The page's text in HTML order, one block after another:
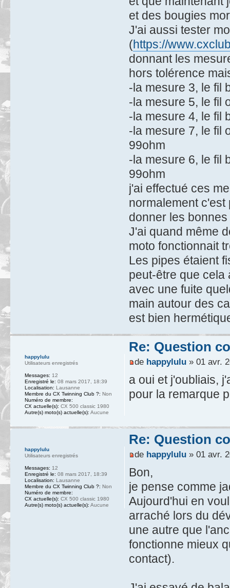
et des bougies
J'ai aussi tester
(https://
donnant les
hors tolérence
-la mesure 3, le fil
-la mesure 5, le fil
-la mesure 4, le fil
-la mesure 7, le fil
99ohm
-la mesure 6, le fil
99ohm
j'ai effectué ces
normalement
donner les
J'ai quand même
moto fonctionnait
Les pipes étaient
peut-être que cela
avec une fuite
main autour des
est bien
Re: Question
de happylulu» 01 avr.
a oui et j'oubliais,
pour la remarque
happylulu
Utilisateurs enregistrés
Messages: 12
Enregistré le: 08 mars 2017, 18:39
Localisation: Lausanne
Membre du CX Twinning Club ?: Non
Numéro de membre:
CX actuelle(s): CX 500 classic 1980
Autre(s) moto(s) actuelle(s): Aucune
Re: Question
de happylulu» 01 avr.
Bon,
je pense comme
Aujourd'hui en
arraché lors du
une autre que
fonctionne mieux
contact).
happylulu
Utilisateurs enregistrés
Messages: 12
Enregistré le: 08 mars 2017, 18:39
Localisation: Lausanne
Membre du CX Twinning Club ?: Non
Numéro de membre:
CX actuelle(s): CX 500 classic 1980
Autre(s) moto(s) actuelle(s): Aucune